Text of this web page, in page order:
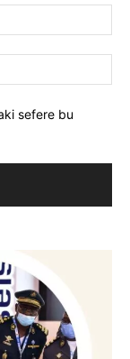
sefere bu